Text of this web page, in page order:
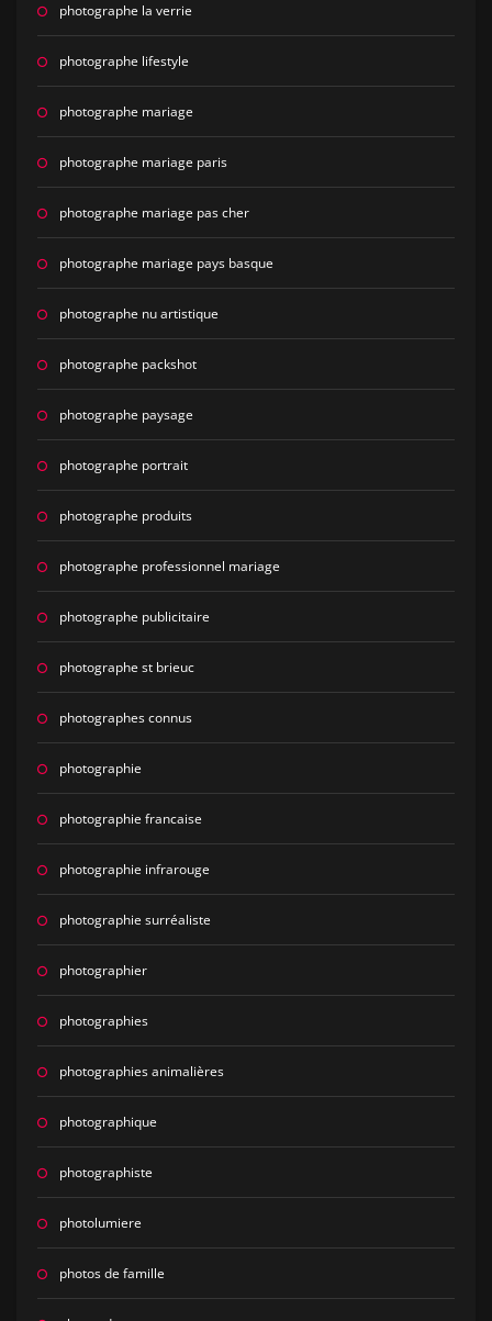
photographe la verrie
photographe lifestyle
photographe mariage
photographe mariage paris
photographe mariage pas cher
photographe mariage pays basque
photographe nu artistique
photographe packshot
photographe paysage
photographe portrait
photographe produits
photographe professionnel mariage
photographe publicitaire
photographe st brieuc
photographes connus
photographie
photographie francaise
photographie infrarouge
photographie surréaliste
photographier
photographies
photographies animalières
photographique
photographiste
photolumiere
photos de famille